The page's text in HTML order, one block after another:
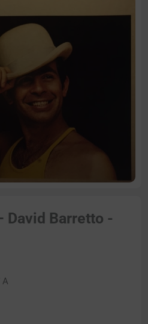
David Barretto -
A